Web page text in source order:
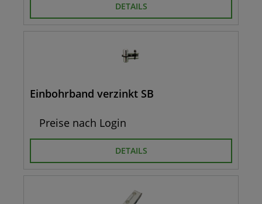
DETAILS
Einbohrband verzinkt SB
Preise nach Login
DETAILS